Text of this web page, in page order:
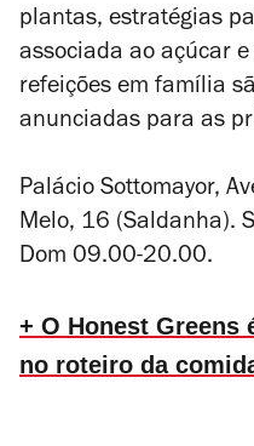
plantas, estratégias
associada ao açúcar
refeições em família
anunciadas para as
Palácio Sottomayor,
Melo, 16 (Saldanha).
Dom 09.00-20.00.
+ O Honest Greens
no roteiro da